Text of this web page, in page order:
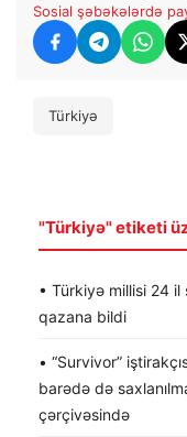
Sosial şəbəkələrdə
Türkiyə
"Türkiyə" etiketi
• Türkiyə millisi 24
qazana bildi
• “Survivor”
barədə də
çərçivəsində